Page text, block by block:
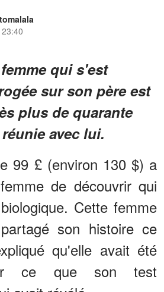
23:40
qui s'est
sur son père est
plus de quarante
avec lui.
99 £ (environ 130 $) a
de découvrir qui
Cette femme
son histoire ce
qu'elle avait été
ce que son test